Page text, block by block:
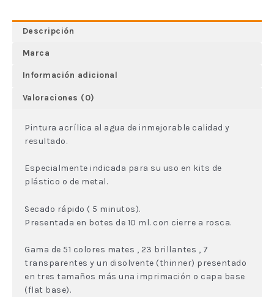
Descripción
Marca
Información adicional
Valoraciones (0)
Pintura acrílica al agua de inmejorable calidad y
resultado.
Especialmente indicada para su uso en kits de
plástico o de metal.
Secado rápido ( 5 minutos).
Presentada en botes de 10 ml. con cierre a rosca.
Gama de 51 colores mates , 23 brillantes , 7
transparentes y un disolvente (thinner) presentado
en tres tamaños más una imprimación o capa base
(flat base).